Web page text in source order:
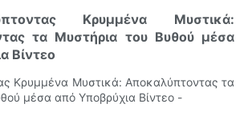
Κρυμμένα Μυστικά:
τα Μυστήρια του Βυθού μέσα
Βίντεο
Κρυμμένα Μυστικά: Αποκαλύπτοντας τα
μέσα από Υποβρύχια Βίντεο -